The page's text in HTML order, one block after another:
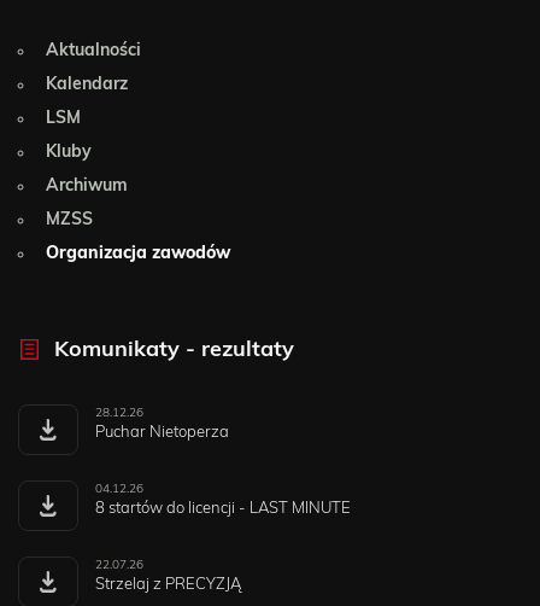
Aktualności
Kalendarz
LSM
Kluby
Archiwum
MZSS
Organizacja zawodów
Komunikaty - rezultaty
28.12.26
Puchar Nietoperza
04.12.26
8 startów do licencji - LAST MINUTE
22.07.26
Strzelaj z PRECYZJĄ